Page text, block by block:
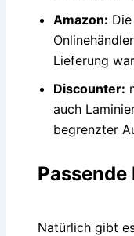
Amazon:
Lieferung
Discounter:
auch
begrenzter
Natürlich gibt